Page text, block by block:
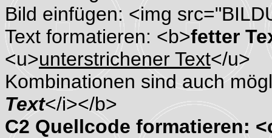
Bild einfügen: <img
Text formatieren: <b>fetter
<u>unterstrichener Text</u>
Kombinationen sind auch
Text</i></b>
C2 Quellcode formatieren: